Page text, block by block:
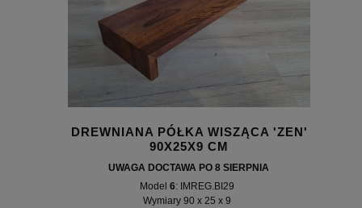
DREWNIANA PÓŁKA WISZĄCA 'ZEN'
90X25X9 CM
UWAGA DOCTAWA PO 8 SIERPNIA
Model 6: IMREG.BI29
Wymiary 90 x 25 x 9